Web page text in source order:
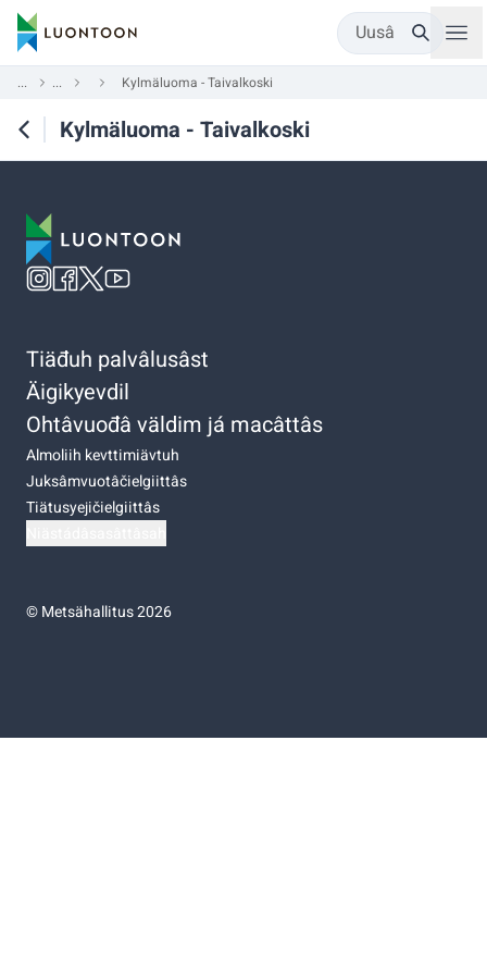
Uusâ
... ... Kylmäluoma - Taivalkoski
Kylmäluoma - Taivalkoski
Tiäđuh palvâlusâst
Äigikyevdil
Ohtâvuođâ väldim já macâttâs
Almoliih kevttimiävtuh
Juksâmvuotâčielgiittâs
Tiätusyejičielgiittâs
©Metsähallitus 2026